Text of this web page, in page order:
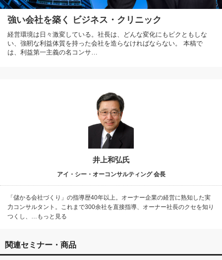
強い会社を築く ビジネス・クリニック
経営環境は日々激変している。社長は、どんな変化にもビクともしな
い、強靭な利益体質を持った会社を造らなければならない。 本稿で
は、利益第一主義の名コンサ…
井上和弘氏
アイ・シー・オーコンサルティング 会長
「儲かる会社づくり」の指導歴40年以上。オーナー企業の経営に熟知した実
力コンサルタント。これまで300余社を直接指導、オーナー社長のクセを知り
つくし、…もっと見る
関連セミナー・商品